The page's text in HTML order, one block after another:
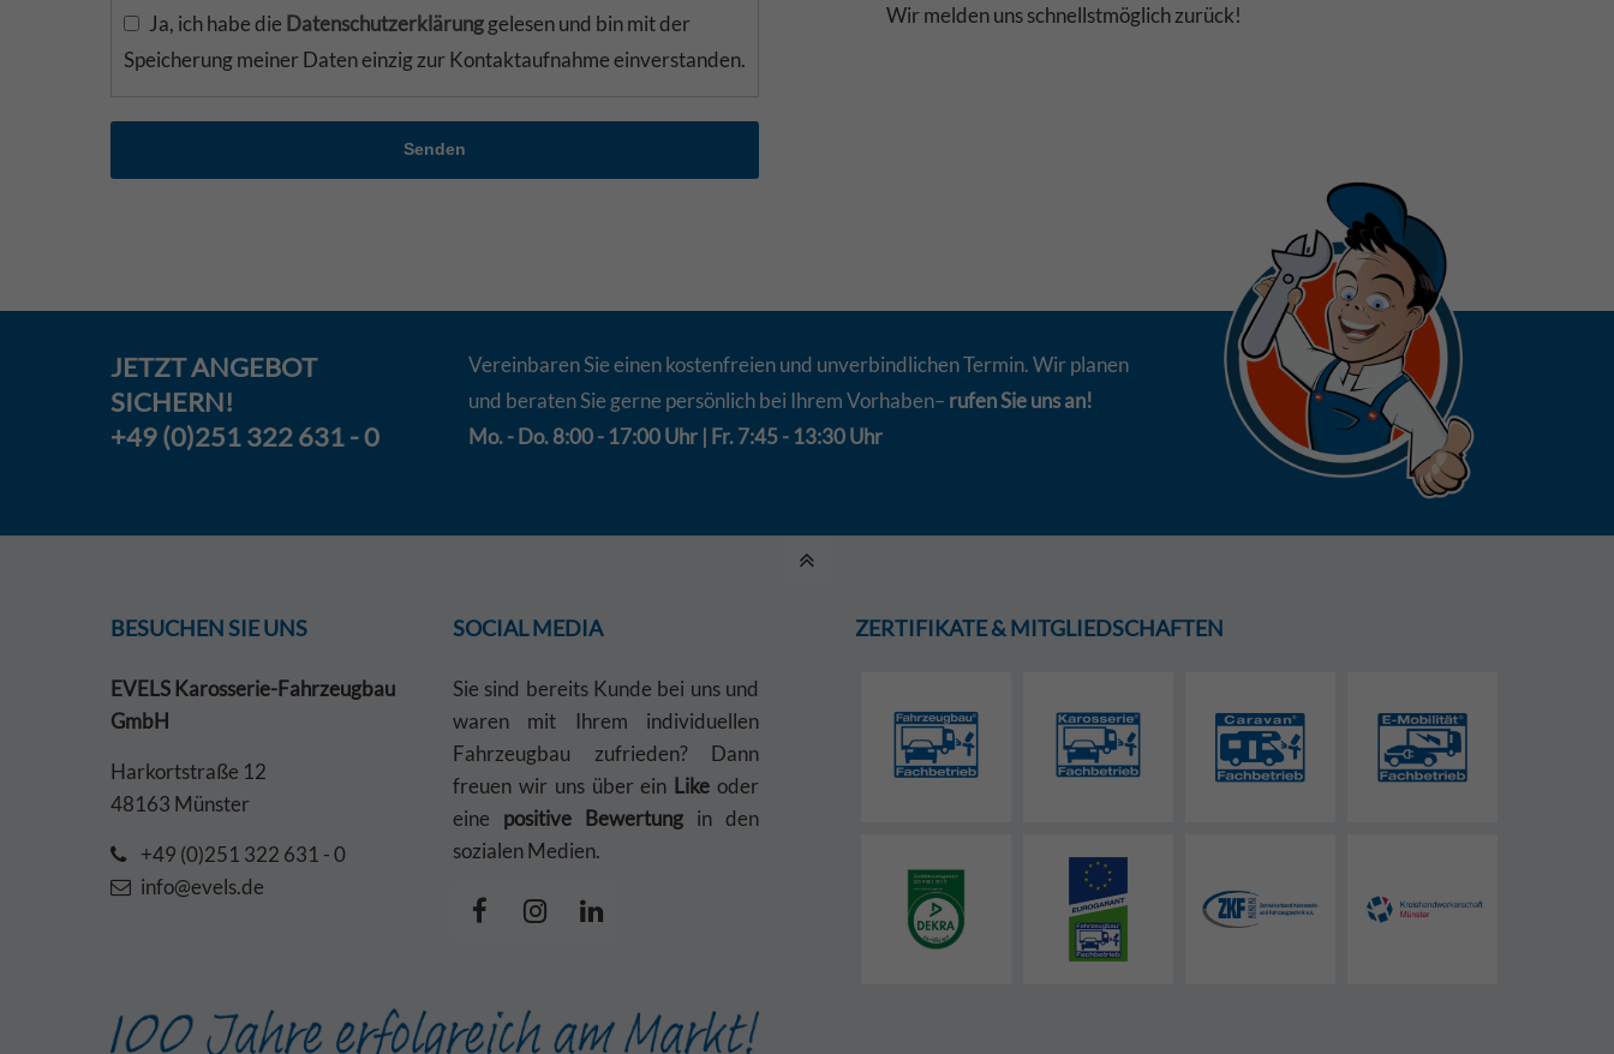
Ja, ich habe die Datenschutzerklärunggelesen und bin mit der
Speicherung meiner Daten einzig zur Kontaktaufnahme einverstanden.
Senden
Wir melden uns schnellstmöglich zurück!
JETZTANGEBOT
SICHERN!
+49 (0)251 322 631 - 0
Vereinbaren Sie einen kostenfreien und unverbindlichen Termin. Wir planen
und beraten Sie gerne persönlich bei Ihrem Vorhaben– rufen Sie uns an!
Mo. - Do. 8:00 - 17:00 Uhr | Fr. 7:45 - 13:30 Uhr
BESUCHEN SIE UNS
EVELS Karosserie-Fahrzeugbau
GmbH
Harkortstraße 12
48163 Münster
+49 (0)251 322 631 - 0
info@evels.de
SOCIAL MEDIA
Sie sind bereits Kunde bei uns und
waren mit Ihrem individuellen
Fahrzeugbau zufrieden? Dann
freuen wir uns über ein Like oder
eine positive Bewertung in den
sozialen Medien.
ZERTIFIKATE & MITGLIEDSCHAFTEN